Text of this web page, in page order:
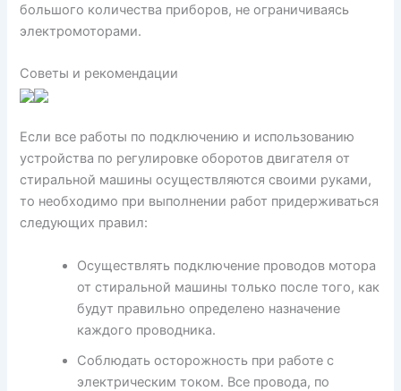
большого количества приборов, не ограничиваясь
электромоторами.
Советы и рекомендации
Если все работы по подключению и использованию
устройства по регулировке оборотов двигателя от
стиральной машины осуществляются своими руками,
то необходимо при выполнении работ придерживаться
следующих правил:
Осуществлять подключение проводов мотора
от стиральной машины только после того, как
будут правильно определено назначение
каждого проводника.
Соблюдать осторожность при работе с
электрическим током. Все провода, по